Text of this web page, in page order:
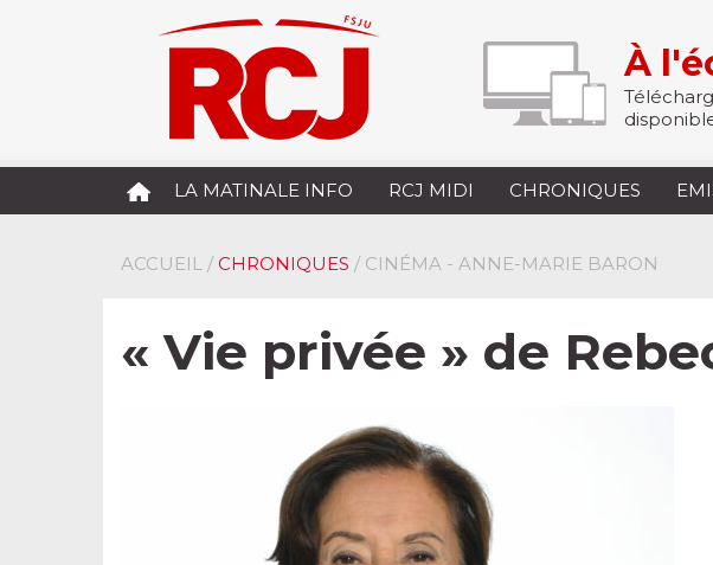
À
LA MATINALE INFO RCJ MIDI CHRONIQUES
ACCUEIL / CHRONIQUES / CINÉMA - ANNE-MARIE BARON
« Vie privée » de